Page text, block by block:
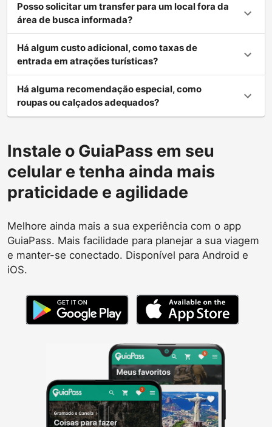
Posso solicitar um transfer para um local fora da
área de busca informada?
Há algum custo adicional, como taxas de
entrada em atrações turísticas?
Há alguma recomendação especial, como
roupas ou calçados adequados?
Instale o GuiaPass em seu
celular e tenha ainda mais
praticidade e agilidade
Melhore ainda mais a sua experiência com o app
GuiaPass. Mais facilidade para planejar a sua viagem
e manter-se conectado. Disponível para Android e
iOS.